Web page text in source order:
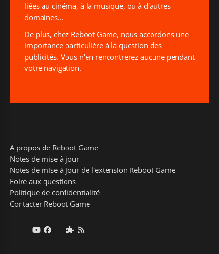
liées au cinéma, à la musique, ou à d'autres
domaines...
De plus, chez Reboot Game, nous accordons une
importance particulière à la question des
publicités. Vous n'en rencontrerez aucune pendant
votre navigation.
A propos de Reboot Game
Notes de mise à jour
Notes de mise à jour de l'extension Reboot Game
Foire aux questions
Politique de confidentialité
Contacter Reboot Game